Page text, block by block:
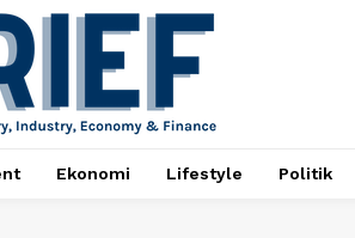
Ekonomi Lifestyle Politik